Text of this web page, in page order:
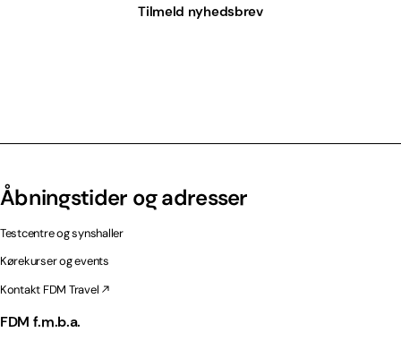
Tilmeld nyhedsbrev
Åbningstider og adresser
Testcentre og synshaller
Kørekurser og events
Kontakt FDM Travel
FDM f.m.b.a.